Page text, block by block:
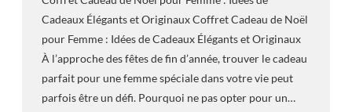
Cadeaux Élégants et Originaux Coffret Cadeau de Noël
pour Femme : Idées de Cadeaux Élégants et Originaux
À l’approche des fêtes de fin d’année, trouver le cadeau
parfait pour une femme spéciale dans votre vie peut
parfois être un défi. Pourquoi ne pas opter pour un…